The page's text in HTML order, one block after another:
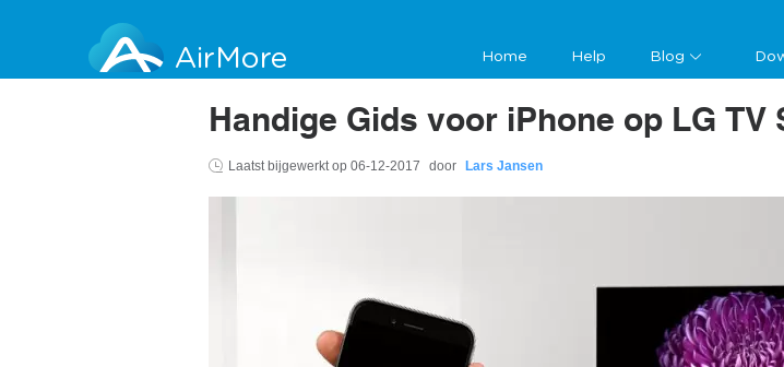
AirMore Home Help Blog
Handige Gids voor iPhone op LG TV
Laatst bijgewerkt op 06-12-2017 door Lars Jansen